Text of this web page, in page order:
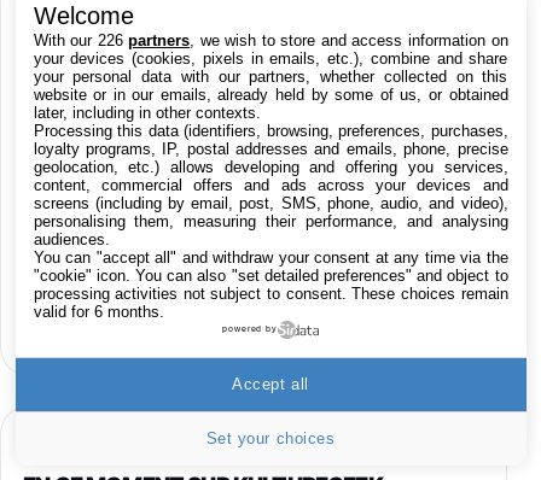
Logitech MK120 Combo Clavier et Souris
Filaires pour Windows, Souris Optique
Filaire, Connexion USB Plug And Play,
Confortable, Taille Standard, PC/Portable,
Clavier QWERTY UK - Noir
61,15€65,97€Amazon
PIONEER PLX-500 Blanche - Platine vinyle à
entraénement direct 3 vitesses (33-45-78
trs/min) avec pre-ampli intégré et port USB
348,99€ 384,71€ Amazon
Smartphone SAMSUNG Galaxy S26 Ultra
Noir 256Go
1240,43€Fnac (Vendeur Tiers)
Toutes nos promos en Live 24h/24
sur les Apps iPhone, iPad, Mac & Apple TV
sur les films iTunes
sur les produits High-Tech
Welcome
With our 226partners , we wish to store and access information on
your devices (cookies, pixels in emails, etc.), combine and share
your personal data with our partners, whether collected on this
website or in our emails, already held by some of us, or obtained
later, including in other contexts.
Processing this data (identifiers, browsing, preferences, purchases,
loyalty programs, IP, postal addresses and emails, phone, precise
geolocation, etc.) allows developing and offering you services,
content, commercial offers and ads across your devices and
screens (including by email, post, SMS, phone, audio, and video),
personalising them, measuring their performance, and analysing
audiences.
You can "accept all" and withdraw your consent at any time via the
"cookie" icon. You can also "set detailed preferences" and object to
processing activities not subject to consent. These choices remain
valid for 6 months.
powered by
Set your choices
Accept all